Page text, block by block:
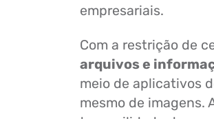
empresariais.
Com a restrição de
arquivos e
meio de aplicativos
mesmo de imagens.